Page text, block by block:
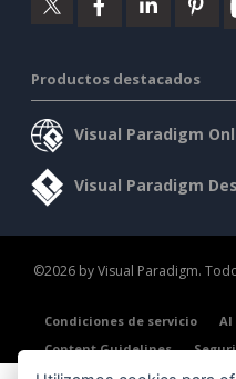
Productos destacados
Visual Paradigm
Visual Paradigm
©2026 by Visual Paradigm.
Condiciones de servicio AI
Content Guidelines